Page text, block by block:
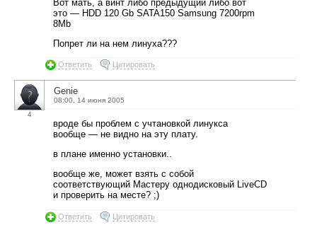
Вот мать, а винт либо предыдущий либо вот
это — HDD 120 Gb SATA150 Samsung 7200rpm
8Mb
Попрет ли на нем линуха???
Ответить Цитировать
4
Genie
08:00, 14 июня 2005
вроде бы проблем с учтановкой линукса
вообще — не видно на эту плату.
в плане именно установки..
вообще же, может взять с собой
соответствующий Мастеру однодисковый LiveCD
и проверить на месте? ;)
Ответить Цитировать